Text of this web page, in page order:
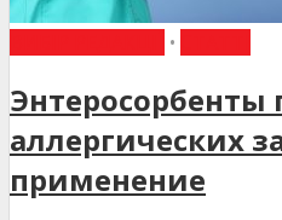
•
Энтеросорбенты
аллергических
применение